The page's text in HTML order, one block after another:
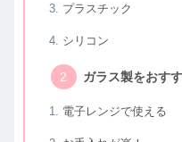
プラスチック
シリコン
ガラス製をおす
電子レンジで使える